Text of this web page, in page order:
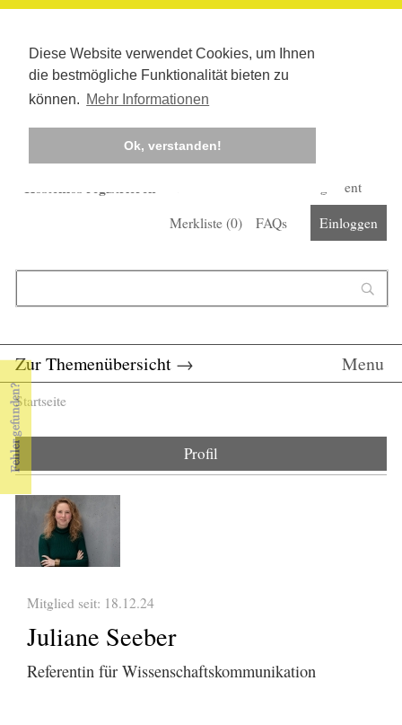
Diese Website verwendet Cookies, um Ihnen
die bestmögliche Funktionalität bieten zu
können. Mehr Informationen
Ok, verstanden!
Kostenlos registrieren
Corona-Management
Merkliste (0) FAQs Einloggen
Zur Themenübersicht → Menu
Sie sind hier
Startseite
Profil
Mitglied seit: 18.12.24
Juliane Seeber
Referentin für Wissenschaftskommunikation